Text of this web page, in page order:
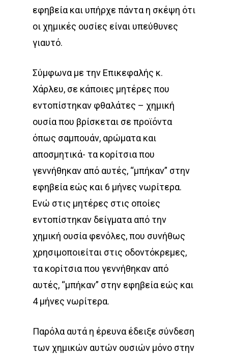
εφηβεία και υπήρχε πάντα η σκέψη ότι
οι χημικές ουσίες είναι υπεύθυνες
γιαυτό.
Σύμφωνα με την Επικεφαλής κ.
Χάρλευ, σε κάποιες μητέρες που
εντοπίστηκαν φθαλάτες – χημική
ουσία που βρίσκεται σε προϊόντα
όπως σαμπουάν, αρώματα και
αποσμητικά- τα κορίτσια που
γεννήθηκαν από αυτές, “μπήκαν” στην
εφηβεία εώς και 6 μήνες νωρίτερα.
Ενώ στις μητέρες στις οποίες
εντοπίστηκαν δείγματα από την
χημική ουσία φενόλες, που συνήθως
χρησιμοποιείται στις οδοντόκρεμες,
τα κορίτσια που γεννήθηκαν από
αυτές, “μπήκαν” στην εφηβεία εώς και
4 μήνες νωρίτερα.
Παρόλα αυτά η έρευνα έδειξε σύνδεση
των χημικών αυτών ουσιών μόνο στην